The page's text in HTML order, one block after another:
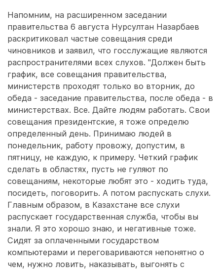
Напомним, на расширенном заседании
правительства 6 августа Нурсултан Назарбаев
раскритиковал частые совещания среди
чиновников и заявил, что госслужащие являются
распространителями всех слухов. "Должен быть
график, все совещания правительства,
министерств проходят только во вторник, до
обеда - заседание правительства, после обеда - в
министерствах. Все. Дайте людям работать. Свои
совещания президентские, я тоже определю
определенный день. Принимаю людей в
понедельник, работу провожу, допустим, в
пятницу, не каждую, к примеру. Четкий график
сделать в областях, пусть не гуляют по
совещаниям, некоторые любят это - ходить туда,
посидеть, поговорить. А потом распускать слухи.
Главным образом, в Казахстане все слухи
распускает государственная служба, чтобы вы
знали. Я это хорошо знаю, и негативные тоже.
Сидят за оплаченными государством
компьютерами и переговариваются непонятно о
чем, нужно ловить, наказывать, выгонять с